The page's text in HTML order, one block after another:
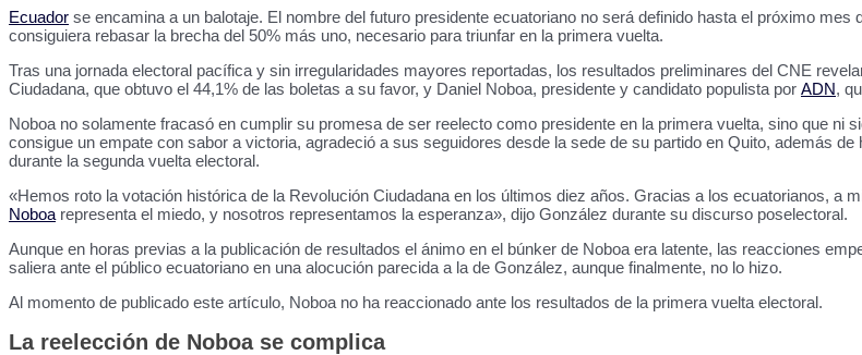
Ecuador se encamina a un balotaje. El nombre del futuro presidente ecuatoriano no será definido hasta el próximo
consiguiera rebasar la brecha del 50% más uno, necesario para triunfar en la primera vuelta.
Tras una jornada electoral pacífica y sin irregularidades mayores reportadas, los resultados preliminares del CNE
Ciudadana, que obtuvo el 44,1% de las boletas a su favor, y Daniel Noboa, presidente y candidato populista por ADN,
Noboa no solamente fracasó en cumplir su promesa de ser reelecto como presidente en la primera vuelta, sino que ni
consigue un empate con sabor a victoria, agradeció a sus seguidores desde la sede de su partido en Quito, además
durante la segunda vuelta electoral.
«Hemos roto la votación histórica de la Revolución Ciudadana en los últimos diez años. Gracias a los ecuatorianos, a
Noboa representa el miedo, y nosotros representamos la esperanza», dijo González durante su discurso poselectoral.
Aunque en horas previas a la publicación de resultados el ánimo en el búnker de Noboa era latente, las reacciones
saliera ante el público ecuatoriano en una alocución parecida a la de González, aunque finalmente, no lo hizo.
Al momento de publicado este artículo, Noboa no ha reaccionado ante los resultados de la primera vuelta electoral.
La reelección de Noboa se complica